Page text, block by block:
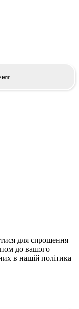
для спрощення
до вашого
в нашій політика